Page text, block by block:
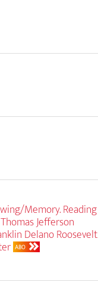
Memory. Reading
Jefferson
Delano Roosevelt
ABO